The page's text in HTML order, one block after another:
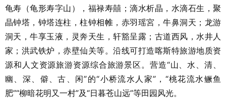
龟寿（龟形寿字山），福禄寿囍；滴水析晶，水滴石生，聚
晶钟塔，钟塔连柱，柱钟相帷，赤羽瑶宮，牛鼻洞天；龙游
洞天，牛享玉液，灵奔天生，轩豁呈露；古道西风，水井人
家；洪武铁炉，赤壁仙关等。沿线可打造喀斯特旅游地质资
源和人文资源旅游资源综合旅游景区。营造“山、水、清、
幽、深、僻、古、闲”的“小桥流水人家”，“桃花流水鳜鱼
肥”“柳暗花明又一村”及“日暮苍山远”等田园风光。